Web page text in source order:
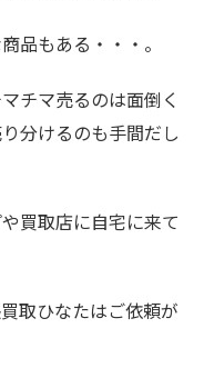
品もある・・・。
チマ売るのは面倒く
分けるのも手間だし
買取店に自宅に来て
取ひなたはご依頼が